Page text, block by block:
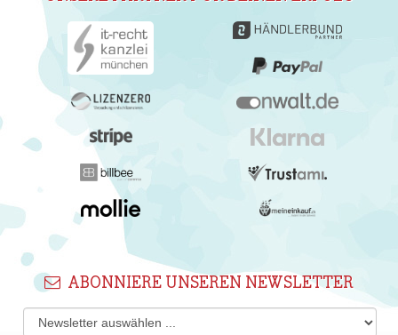
ABONNIERE UNSEREN NEWSLETTER